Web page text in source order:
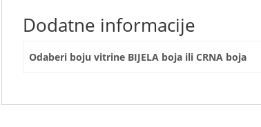
Dodatne informacije
Odaberi boju vitrine BIJELA boja ili CRNA boja